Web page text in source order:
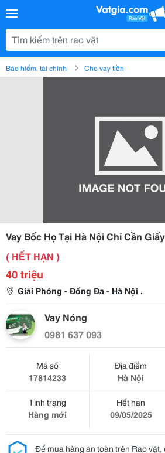
Bảo hiểm, tài chính Cho vay tiền
Vay Bốc Họ Tại Hà Nội Chỉ Cần
( HẾT HẠN )
40 triệu
Giải Phóng - Đống Đa - Hà Nội .
Vay Nóng
0981 637 093
Mã số
17814233
Địa điểm
Hà Nội
Tình trạng
Hàng mới
Hết hạn
09/05/2025
Để mua hàng an toàn trên Rao